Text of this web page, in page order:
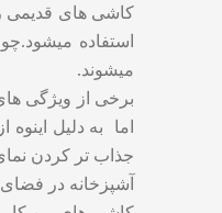
کاشی های قدیمی
استفاده
میشوند.
برخی از ویژگی
اما به دلیل
جذاب تر کردن
آشپزخانه در